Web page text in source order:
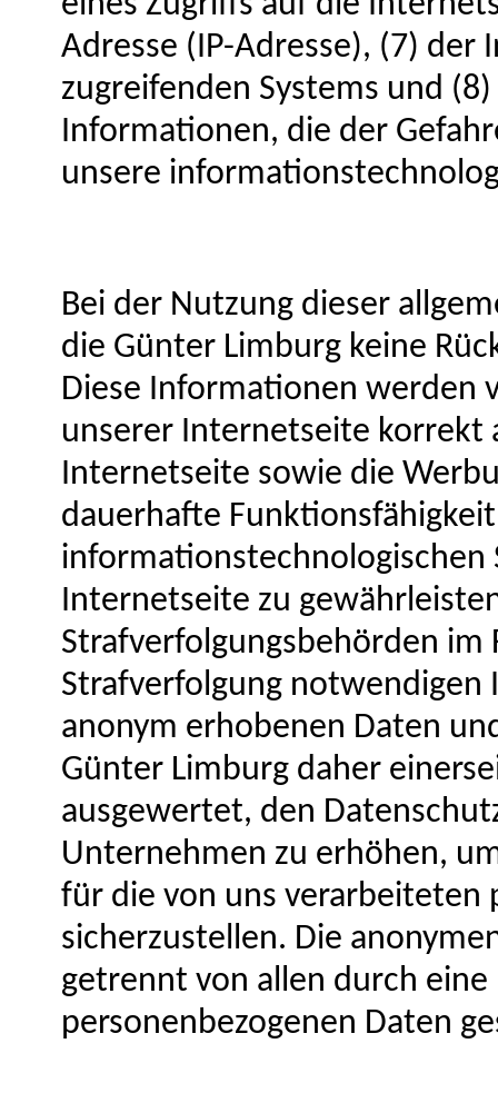
Adresse (IP-Adresse), (7) der
zugreifenden Systems und
Informationen, die der
unsere
Bei der Nutzung dieser
die Günter Limburg keine
Diese Informationen werden
unserer Internetseite korrekt
Internetseite sowie die
dauerhafte
informationstechnologischen
Internetseite zu
Strafverfolgungsbehörden im
Strafverfolgung
anonym erhobenen Daten
Günter Limburg daher
ausgewertet, den
Unternehmen zu erhöhen,
für die von uns verarbeiteten
sicherzustellen. Die
getrennt von allen durch
personenbezogenen Daten